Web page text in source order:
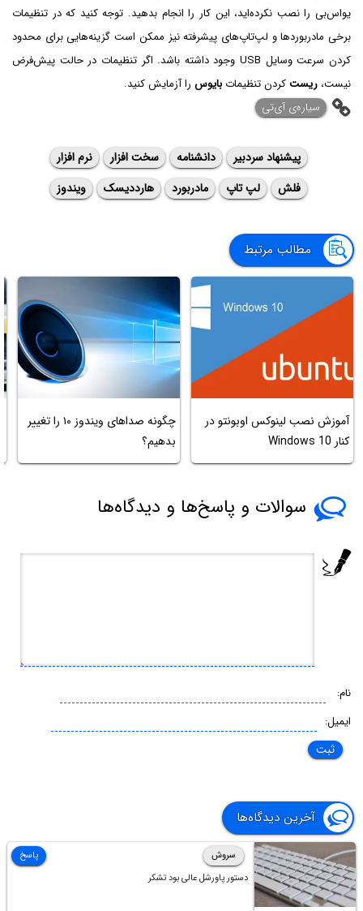
یو‌اس‌بی را نصب نکرده‌اید، این کار را انجام بدهید. توجه کنید که در تنظیمات
برخی مادربوردها و لپ‌تاپ‌های پیشرفته نیز ممکن است گزینه‌هایی برای محدود
کردن سرعت وسایل USB وجود داشته باشد. اگر تنظیمات در حالت پیش‌فرض
نیست، ریستکردن تنظیمات بایوس را آزمایش کنید.
سیاره‌ی ‌آی‌تی
پیشنهاد سردبیر دانشنامه سخت افزار
نرم افزار
فلش
لپ تاپ مادربورد هارددیسک ویندوز
مطالب مرتبط
آموزش نصب لینوکس اوبونتو در
کنار Windows 10
چگونه صداهای ویندوز ۱۰ را تغییر
بدهیم؟
سوالات و پاسخ‌ها و دیدگاه‌ها
نام:
ایمیل:
آخرین دیدگاه‌ها
سروش
دستور پاورشل عالی بود تشکر
پاسخ